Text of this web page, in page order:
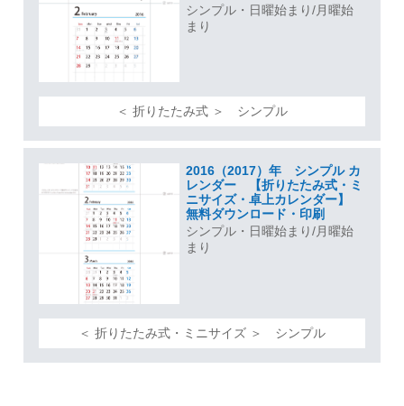
シンプル・日曜始まり/月曜始
まり
＜ 折りたたみ式 ＞ シンプル
2016（2017）年 シンプル カ
レンダー 【折りたたみ式・ミ
ニサイズ・卓上カレンダー】
無料ダウンロード・印刷
シンプル・日曜始まり/月曜始
まり
＜ 折りたたみ式・ミニサイズ ＞ シンプル